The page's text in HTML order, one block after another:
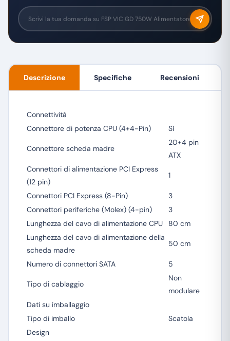
Descrizione Specifiche Recensioni
Connettività
Connettore di potenza CPU (4+4-Pin)
Sì
Connettore scheda madre
20+4 pin
ATX
Connettori di alimentazione PCI Express
(12 pin)
1
Connettori PCI Express (8-Pin)
3
Connettori periferiche (Molex) (4-pin)
3
Lunghezza del cavo di alimentazione CPU
80 cm
Lunghezza del cavo di alimentazione della
scheda madre
50 cm
Numero di connettori SATA 5
Tipo di cablaggio
Non
modulare
Dati su imballaggio
Tipo di imballo
Scatola
Design